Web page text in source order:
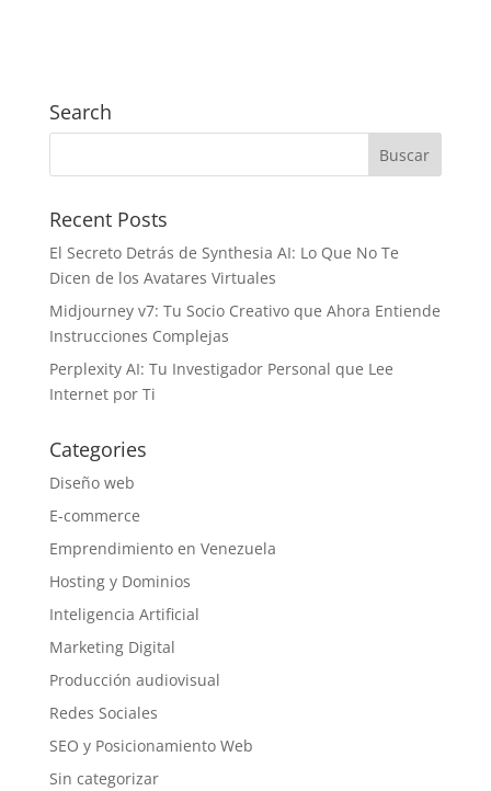
Search
Recent Posts
El Secreto Detrás de Synthesia AI: Lo Que No Te
Dicen de los Avatares Virtuales
Midjourney v7: Tu Socio Creativo que Ahora Entiende
Instrucciones Complejas
Perplexity AI: Tu Investigador Personal que Lee
Internet por Ti
Categories
Diseño web
E-commerce
Emprendimiento en Venezuela
Hosting y Dominios
Inteligencia Artificial
Marketing Digital
Producción audiovisual
Redes Sociales
SEO y Posicionamiento Web
Sin categorizar